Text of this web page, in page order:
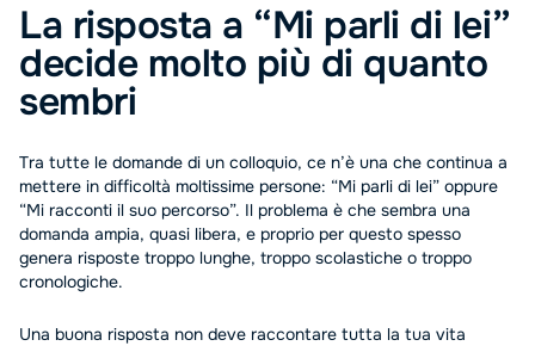
La risposta a “Mi parli di lei”
decide molto più di quanto
sembri
Tra tutte le domande di un colloquio, ce n’è una che continua a
mettere in difficoltà moltissime persone: “Mi parli di lei” oppure
“Mi racconti il suo percorso”. Il problema è che sembra una
domanda ampia, quasi libera, e proprio per questo spesso
genera risposte troppo lunghe, troppo scolastiche o troppo
cronologiche.
Una buona risposta non deve raccontare tutta la tua vita